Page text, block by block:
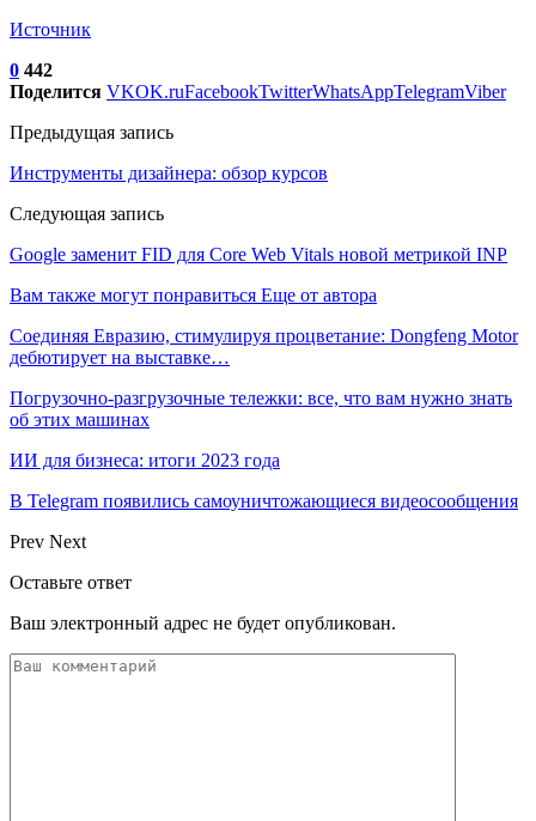
Источник
0 442
Поделится VKOK.ruFacebookTwitterWhatsAppTelegramViber
Предыдущая запись
Инструменты дизайнера: обзор курсов
Следующая запись
Google заменит FID для Core Web Vitals новой метрикой INP
Вам также могут понравиться Еще от автора
Соединяя Евразию, стимулируя процветание: Dongfeng Motor
дебютирует на выставке…
Погрузочно-разгрузочные тележки: все, что вам нужно знать
об этих машинах
ИИ для бизнеса: итоги 2023 года
В Telegram появились самоуничтожающиеся видеосообщения
Prev Next
Оставьте ответ
Ваш электронный адрес не будет опубликован.